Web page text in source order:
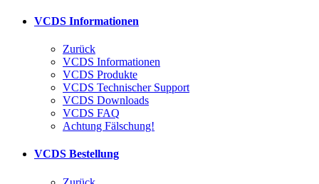
VCDS Informationen
Zurück
VCDS Informationen
VCDS Produkte
VCDS Technischer Support
VCDS Downloads
VCDS FAQ
Achtung Fälschung!
VCDS Bestellung